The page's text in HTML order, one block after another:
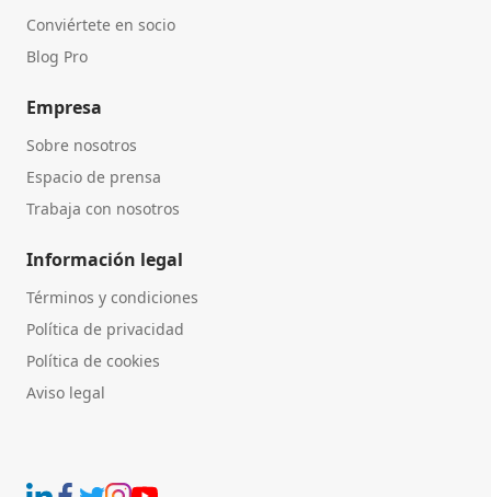
Conviértete en socio
Blog Pro
Empresa
Sobre nosotros
Espacio de prensa
Trabaja con nosotros
Información legal
Términos y condiciones
Política de privacidad
Política de cookies
Aviso legal